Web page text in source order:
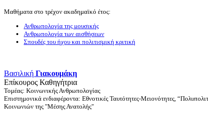
Μαθήματα στο τρέχον ακαδημαϊκό έτος:
Ανθρωπολογία της μουσικής
Ανθρωπολογία των αισθήσεων
Σπουδές του ήχου και πολιτισμική κριτική
Βασιλική Γιακουμάκη
Επίκουρος Καθηγήτρια
Τομέας: Κοινωνικής Ανθρωπολογίας
Επιστημονικά ενδιαφέροντα: Εθνοτικές Ταυτότητες-Μειονότητες,
Κοινωνιών της "Μέσης Ανατολής"